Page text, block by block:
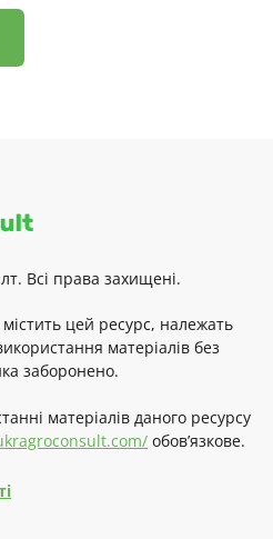
Всі права захищені.
цей ресурс, належать
матеріалів без
заборонено.
матеріалів даного ресурсу
обов’язкове.